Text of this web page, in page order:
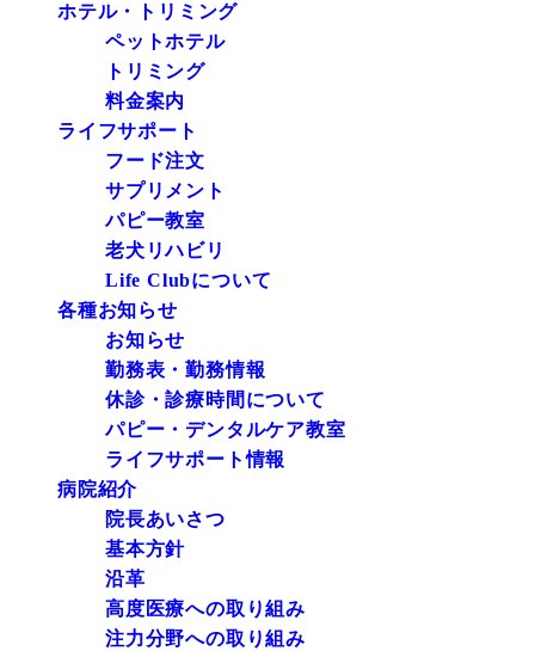
ホテル・トリミング
ペットホテル
トリミング
料金案内
ライフサポート
フード注文
サプリメント
パピー教室
老犬リハビリ
Life Clubについて
各種お知らせ
お知らせ
勤務表・勤務情報
休診・診療時間について
パピー・デンタルケア教室
ライフサポート情報
病院紹介
院長あいさつ
基本方針
沿革
高度医療への取り組み
注力分野への取り組み